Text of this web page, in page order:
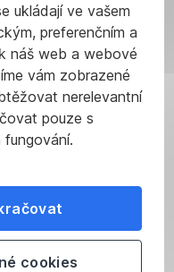
ukládají ve vašem
preferenčním a
náš web a webové
vám zobrazené
nerelevantní
pouze s
cookies